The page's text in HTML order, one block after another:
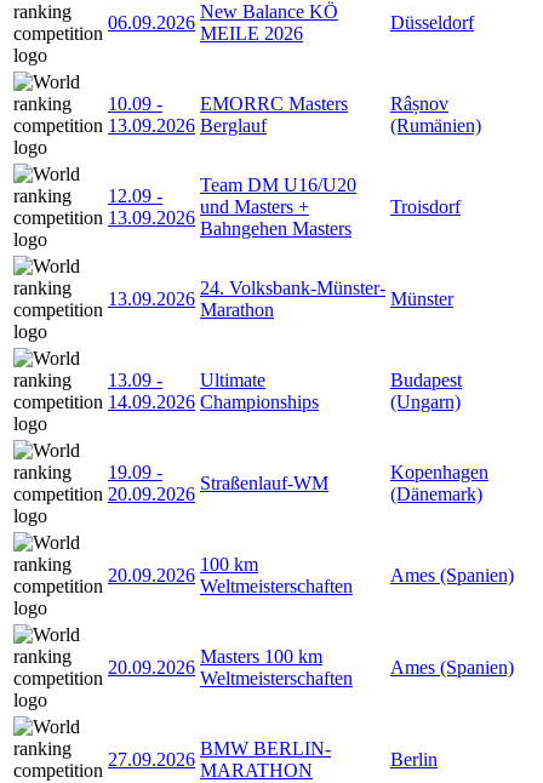
06.09.2026
New Balance KÖ
MEILE 2026
Düsseldorf
10.09 -
13.09.2026
EMORRC Masters
Berglauf
Râșnov
(Rumänien)
12.09 -
13.09.2026
Team DM U16/U20
und Masters +
Bahngehen Masters
Troisdorf
13.09.2026
24. Volksbank-Münster-
Marathon
Münster
13.09 -
14.09.2026
Ultimate
Championships
Budapest
(Ungarn)
19.09 -
20.09.2026
Straßenlauf-WM
Kopenhagen
(Dänemark)
20.09.2026
100 km
Weltmeisterschaften
Ames (Spanien)
20.09.2026
Masters 100 km
Weltmeisterschaften
Ames (Spanien)
27.09.2026
BMW BERLIN-
MARATHON
Berlin